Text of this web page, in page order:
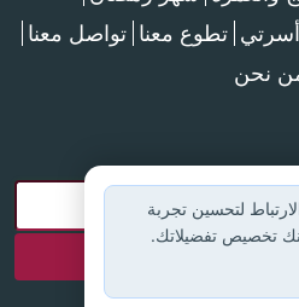
تطوع معنا تواصل معنا
نحن
لتحسين تجربة
تخصيص تفضيلاتك.